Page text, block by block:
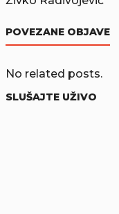
POVEZANE OBJAVE
No related posts.
SLUŠAJTE UŽIVO